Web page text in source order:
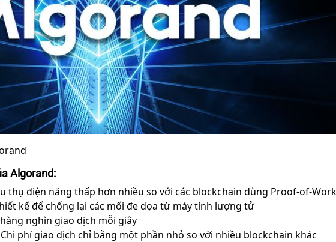
Algorand:
thụ điện năng thấp hơn nhiều so với các blockchain dùng Proof-of-Work
kế để chống lại các mối đe dọa từ máy tính lượng tử
nghìn giao dịch mỗi giây
phí giao dịch chỉ bằng một phần nhỏ so với nhiều blockchain khác